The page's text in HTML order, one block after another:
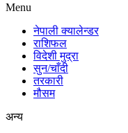
Menu
नेपाली क्यालेन्डर
राशिफल
विदेशी मुद्रा
सुन/चाँदी
तरकारी
मौसम
अन्य